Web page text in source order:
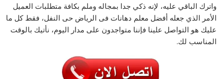
واترك الباقي عليه، لإنه ذكي جدا بمجاله وملم بكافة متطلبات العميل
الأمر الذي جعله أفضل معلم دهانات فى الرياض حى النفل، فقط كل ما
عليك هو التواصل علينا فإننا متواجدون على مدار اليوم، نأتيك بالوقت
المناسب لك.